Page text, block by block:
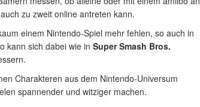
zu zweit online antreten kann.
einem Nintendo-Spiel mehr fehlen, so auch in
kann sich dabei wie in Super Smash Bros.
Charakteren aus dem Nintendo-Universum
spannender und witziger machen.